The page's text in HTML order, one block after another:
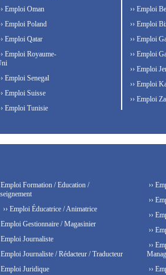
Emploi Oman
Emploi Poland
Emploi Qatar
Emploi Royaume-
Emploi Senegal
Emploi Suisse
Emploi Tunisie
›› Emploi
›› Emploi
›› Emploi
›› Emploi
›› Emploi
›› Emploi
›› Emploi
Emploi Formation / Education /
›› Emploi Éducatrice / Animatrice
Emploi Gestionnaire / Magasinier
Emploi Journaliste
Emploi Journaliste / Rédacteur / Traducteur
Emploi Juridique
››
››
››
››
››
››